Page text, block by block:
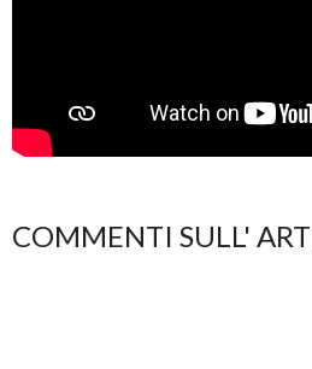
COMMENTI SULL'